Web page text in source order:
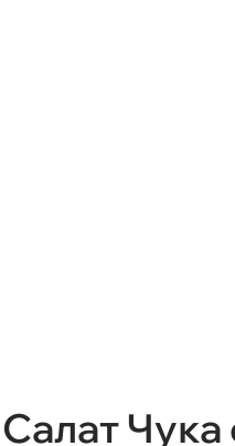
Салат